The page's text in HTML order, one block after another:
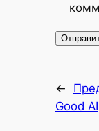
←
Good AI